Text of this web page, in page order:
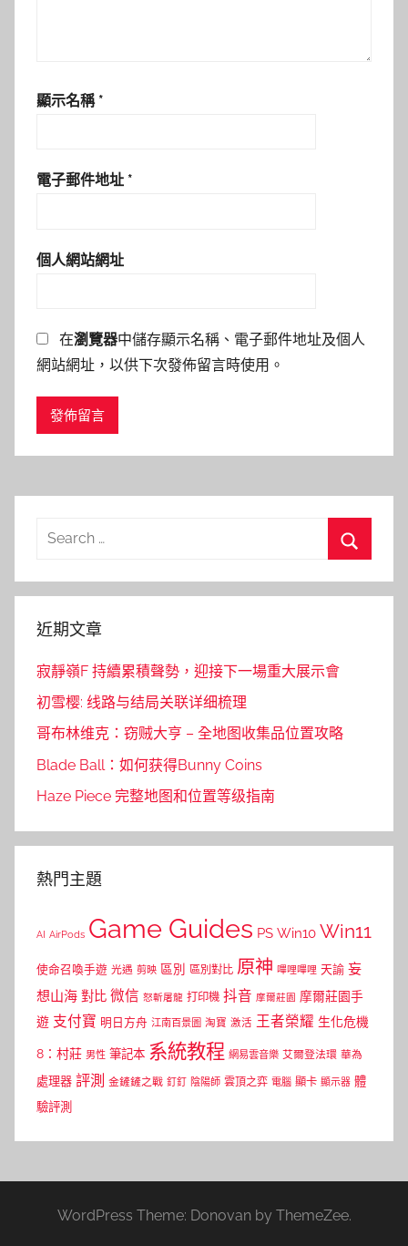
顯示名稱 *
電子郵件地址 *
個人網站網址
在瀏覽器中儲存顯示名稱、電子郵件地址及個人
網站網址，以供下次發佈留言時使用。
Search
近期文章
寂靜嶺F 持續累積聲勢，迎接下一場重大展示會
初雪樱: 线路与结局关联详细梳理
哥布林维克：窃贼大亨 – 全地图收集品位置攻略
Blade Ball：如何获得Bunny Coins
Haze Piece 完整地图和位置等级指南
熱門主題
AI AirPods Game Guides PS Win10 Win11
使命召喚手遊 光遇 剪映 區別 區別對比 原神 嗶哩嗶哩 天諭 妄
想山海 對比 微信 怒斬屠龍 打印機 抖音 摩爾莊園 摩爾莊園手
遊 支付寶 明日方舟 江南百景圖 淘寶 激活 王者榮耀 生化危機
8：村莊 男性 筆記本 系統教程 網易雲音樂 艾爾登法環 華為
處理器 評測 金鏟鏟之戰 釘釘 陰陽師 雲頂之弈 電腦 顯卡 顯示器 體
驗評測
WordPress Theme: Donovan by ThemeZee.